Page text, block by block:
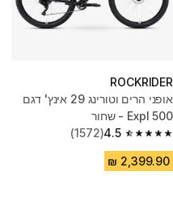
ROCKRIDER
אופני הרים וטורינג 29 אינץ' דגם
Expl 500 - שחור
4.5
4.5 out of 5 stars from 1572 reviews
(1572)